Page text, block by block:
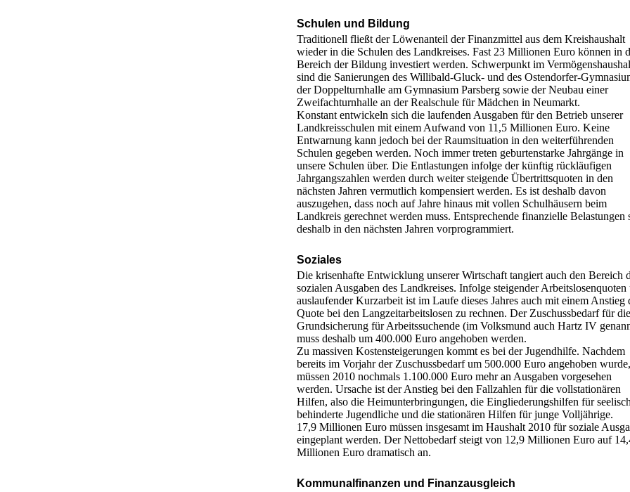
Schulen und Bildung
Traditionell fließt der Löwenanteil der Finanzmittel aus dem Kreishaushalt
wieder in die Schulen des Landkreises. Fast 23 Millionen Euro können in
Bereich der Bildung investiert werden. Schwerpunkt im
sind die Sanierungen des Willibald-Gluck- und des Ostendorfer-
der Doppelturnhalle am Gymnasium Parsberg sowie der Neubau einer
Zweifachturnhalle an der Realschule für Mädchen in Neumarkt.
Konstant entwickeln sich die laufenden Ausgaben für den Betrieb unserer
Landkreisschulen mit einem Aufwand von 11,5 Millionen Euro. Keine
Entwarnung kann jedoch bei der Raumsituation in den weiterführenden
Schulen gegeben werden. Noch immer treten geburtenstarke Jahrgänge in
unsere Schulen über. Die Entlastungen infolge der künftig rückläufigen
Jahrgangszahlen werden durch weiter steigende Übertrittsquoten in den
nächsten Jahren vermutlich kompensiert werden. Es ist deshalb davon
auszugehen, dass noch auf Jahre hinaus mit vollen Schulhäusern beim
Landkreis gerechnet werden muss. Entsprechende finanzielle Belastungen
deshalb in den nächsten Jahren vorprogrammiert.
Soziales
Die krisenhafte Entwicklung unserer Wirtschaft tangiert auch den Bereich
sozialen Ausgaben des Landkreises. Infolge steigender Arbeitslosenquoten
auslaufender Kurzarbeit ist im Laufe dieses Jahres auch mit einem Anstieg
Quote bei den Langzeitarbeitslosen zu rechnen. Der Zuschussbedarf für die
Grundsicherung für Arbeitssuchende (im Volksmund auch Hartz IV
muss deshalb um 400.000 Euro angehoben werden.
Zu massiven Kostensteigerungen kommt es bei der Jugendhilfe. Nachdem
bereits im Vorjahr der Zuschussbedarf um 500.000 Euro angehoben wurde,
müssen 2010 nochmals 1.100.000 Euro mehr an Ausgaben vorgesehen
werden. Ursache ist der Anstieg bei den Fallzahlen für die vollstationären
Hilfen, also die Heimunterbringungen, die Eingliederungshilfen für seelisch
behinderte Jugendliche und die stationären Hilfen für junge Volljährige.
17,9 Millionen Euro müssen insgesamt im Haushalt 2010 für soziale
eingeplant werden. Der Nettobedarf steigt von 12,9 Millionen Euro auf
Millionen Euro dramatisch an.
Kommunalfinanzen und Finanzausgleich